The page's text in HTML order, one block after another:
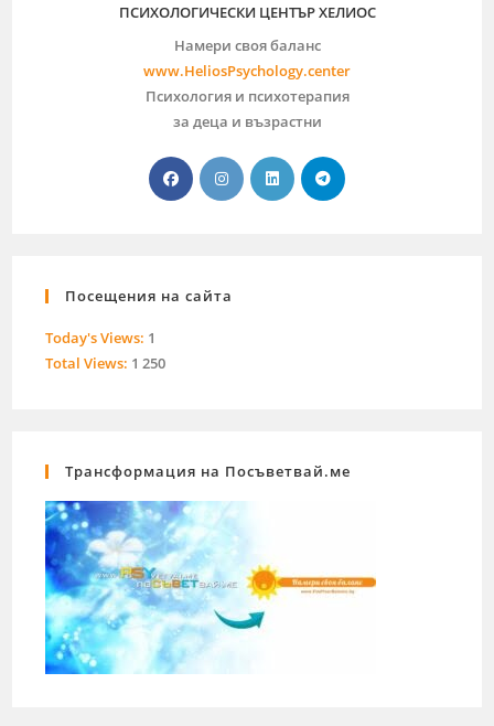
ПСИХОЛОГИЧЕСКИ ЦЕНТЪР ХЕЛИОС
Намери своя баланс
www.HeliosPsychology.center
Психология и психотерапия
за деца и възрастни
Посещения на сайта
Today's Views: 1
Total Views: 1 250
Трансформация на Посъветвай.ме